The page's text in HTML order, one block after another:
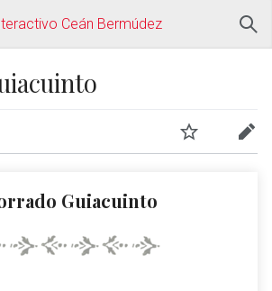
Ceán Bermúdez
Guiacuinto